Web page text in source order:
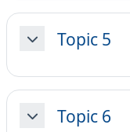
MinimizzaTopic 5
MinimizzaTopic 6